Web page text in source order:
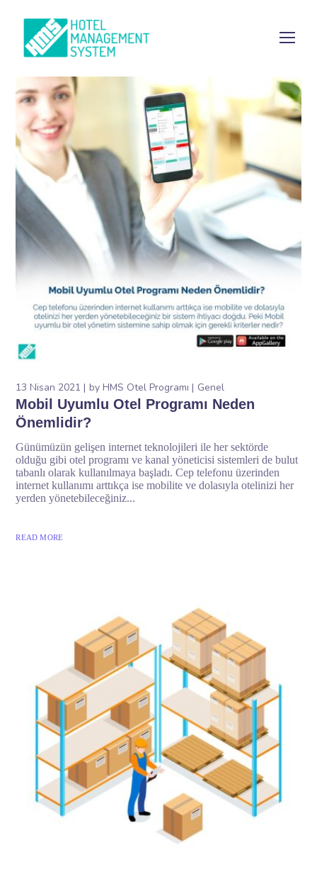
13 Nisan 2021 byHMS Otel Programı Genel
Mobil Uyumlu Otel Programı Neden
Önemlidir?
Günümüzün gelişen internet teknolojileri ile her sektörde
olduğu gibi otel programı ve kanal yöneticisi sistemleri de bulut
tabanlı olarak kullanılmaya başladı. Cep telefonu üzerinden
internet kullanımı arttıkça ise mobilite ve dolasıyla otelinizi her
yerden yönetebileceğiniz...
READ MORE